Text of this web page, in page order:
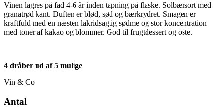
Vinen lagres på fad 4-6 år inden tapning på flaske. Solbærsort med
granatrød kant. Duften er blød, sød og bærkrydret. Smagen er
kraftfuld med en næsten lakridsagtig sødme og stor koncentration
med toner af kakao og blommer. God til frugtdessert og oste.
4 dråber ud af 5 mulige
Vin & Co
Antal